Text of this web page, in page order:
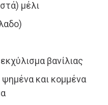
μέλι
βανίλιας
και κομμένα